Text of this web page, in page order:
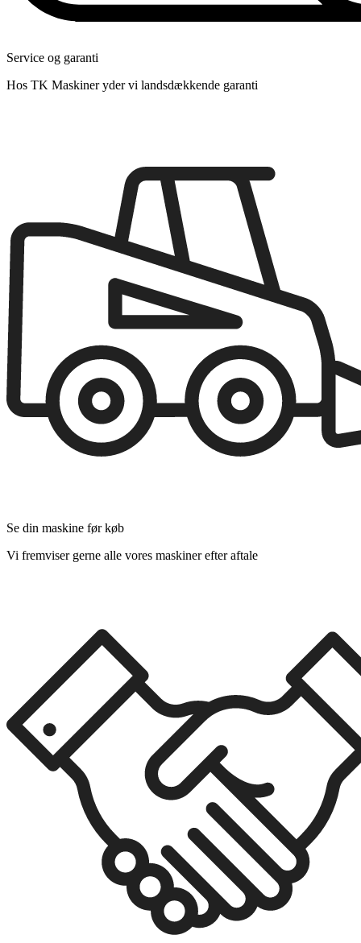
Service og garanti
Hos TK Maskiner yder vi landsdækkende garanti
Se din maskine før køb
Vi fremviser gerne alle vores maskiner efter aftale